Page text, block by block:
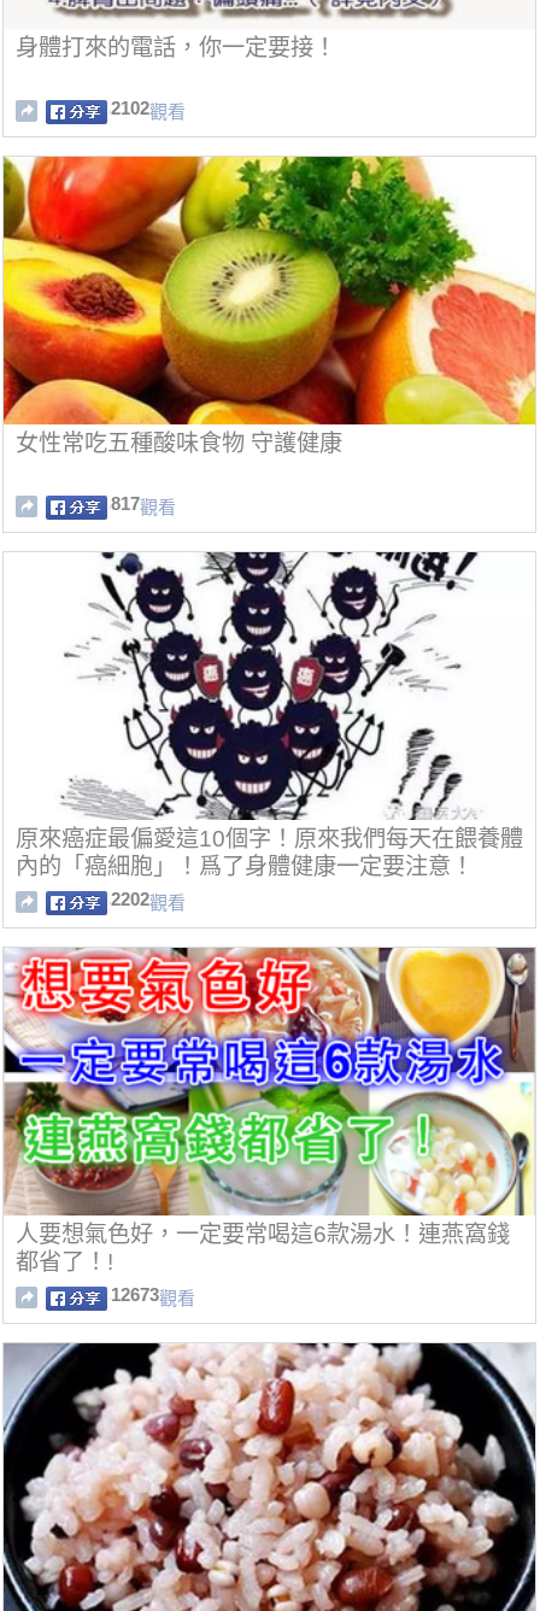
身體打來的電話，你一定要接！
2102觀看
女性常吃五種酸味食物 守護健康
817觀看
原來癌症最偏愛這10個字！原來我們每天在餵養體
內的「癌細胞」！爲了身體健康一定要注意！
2202觀看
人要想氣色好，一定要常喝這6款湯水！連燕窩錢
都省了！!
12673觀看